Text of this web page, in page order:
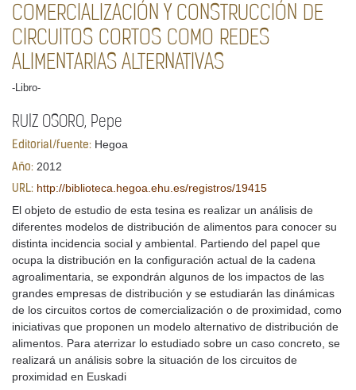
COMERCIALIZACIÓN Y CONSTRUCCIÓN DE
CIRCUITOS CORTOS COMO REDES
ALIMENTARIAS ALTERNATIVAS
-Libro-
RUIZ OSORO, Pepe
Editorial/fuente: Hegoa
Año: 2012
URL: http://biblioteca.hegoa.ehu.es/registros/19415
El objeto de estudio de esta tesina es realizar un análisis de
diferentes modelos de distribución de alimentos para conocer su
distinta incidencia social y ambiental. Partiendo del papel que
ocupa la distribución en la configuración actual de la cadena
agroalimentaria, se expondrán algunos de los impactos de las
grandes empresas de distribución y se estudiarán las dinámicas
de los circuitos cortos de comercialización o de proximidad, como
iniciativas que proponen un modelo alternativo de distribución de
alimentos. Para aterrizar lo estudiado sobre un caso concreto, se
realizará un análisis sobre la situación de los circuitos de
proximidad en Euskadi